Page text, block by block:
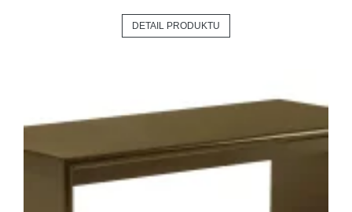
DETAIL PRODUKTU